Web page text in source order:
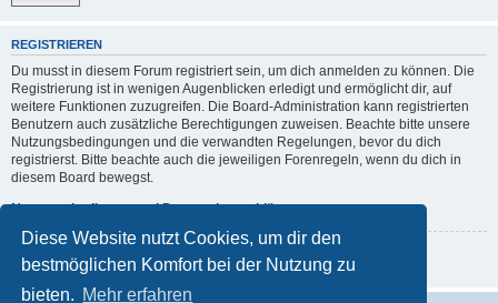
Diese Website nutzt Cookies, um dir den
bestmöglichen Komfort bei der Nutzung zu
bieten. Mehr erfahren
REGISTRIEREN
Du musst in diesem Forum registriert sein, um dich anmelden zu können. Die
Registrierung ist in wenigen Augenblicken erledigt und ermöglicht dir, auf
weitere Funktionen zuzugreifen. Die Board-Administration kann registrierten
Benutzern auch zusätzliche Berechtigungen zuweisen. Beachte bitte unsere
Nutzungsbedingungen und die verwandten Regelungen, bevor du dich
registrierst. Bitte beachte auch die jeweiligen Forenregeln, wenn du dich in
diesem Board bewegst.
Nutzungsbedingungen|Datenschutzerklärung
Registrieren